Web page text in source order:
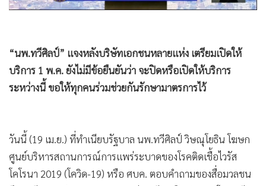
• การเมือง
•
• ต่างประเทศ
• Special Scoop
• ชุมชน-คุณภาพชีวิต
• อาชญากรรม
• Motoring
บริการ 1 พ.ค. ยังไม่มีข้อยืนยันว่า จะปิดหรือเปิดให้บริการ
ระหว่างนี้ ขอให้ทุกคนร่วมช่วยกันรักษามาตรการไว้
ศูนย์บริหารสถานการณ์การแพร่ระบาดของโรคติดเชื้อไวรัส
โคโรนา 2019 (โควิด-19) หรือ ศบค. ตอบคำถามของสื่อมวลชน
ถึงกรณีสถานประกอบการบางแห่ง เตรียมเปิด 1 พ.ค. โดยเตรียม